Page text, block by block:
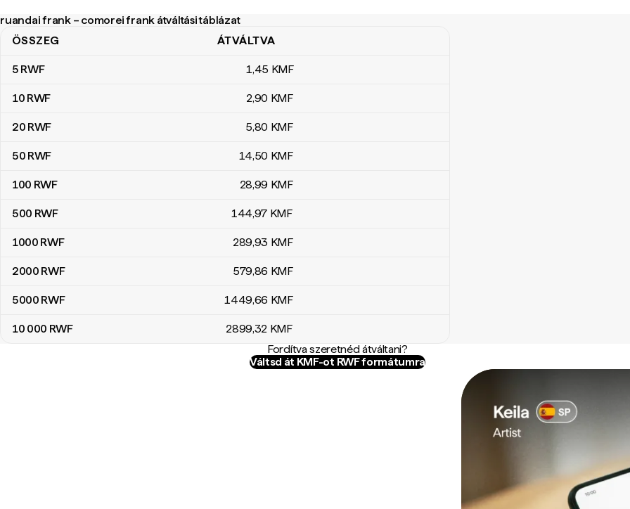
ruandai frank – comorei frank átváltási táblázat
ruandai frank – comorei frank átváltási táblázat
ÖSSZEG ÁTVÁLTVA
5 RWF 1,45 KMF
10 RWF 2,90 KMF
20 RWF 5,80 KMF
50 RWF 14,50 KMF
100 RWF 28,99 KMF
500 RWF 144,97 KMF
1000 RWF 289,93 KMF
2000 RWF 579,86 KMF
5000 RWF 1449,66 KMF
10 000 RWF 2899,32 KMF
Fordítva szeretnéd átváltani?
Váltsd át KMF-ot RWF formátumra